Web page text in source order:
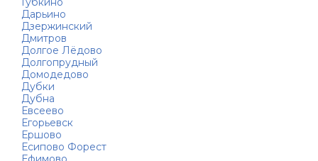
Дарьино
Дзержинский
Дмитров
Долгое Лёдово
Долгопрудный
Домодедово
Дубки
Дубна
Евсеево
Егорьевск
Ершово
Есипово Форест